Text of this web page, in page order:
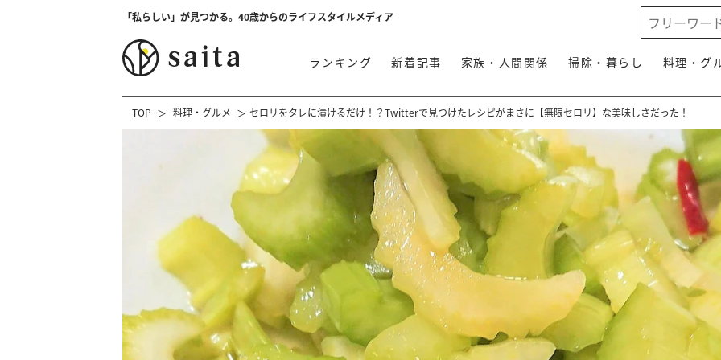
「私らしい」が見つかる。40歳からのライフスタイルメディア
ランキング 新着記事 家族・人間関係 掃除・暮らし 料理・グ
TOP 料理・グルメ セロリをタレに漬けるだけ！？Twitterで見つけたレシピがまさに【無限セロリ】な美味しさだった！